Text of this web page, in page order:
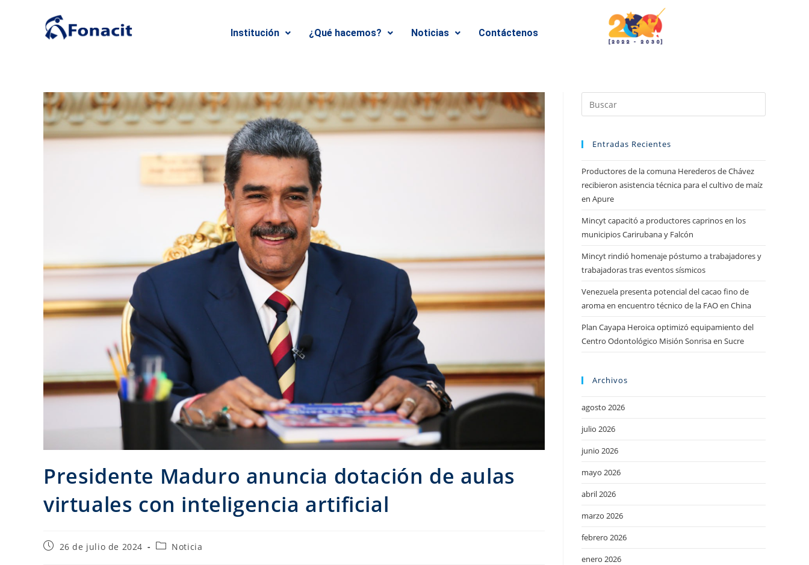
Institución ¿Qué hacemos? Noticias Contáctenos
Presidente Maduro anuncia dotación de aulas
virtuales con inteligencia artificial
26 de julio de 2024 Noticia
Entradas Recientes
Productores de la comuna Herederos de Chávez
recibieron asistencia técnica para el cultivo de maíz
en Apure
Mincyt capacitó a productores caprinos en los
municipios Carirubana y Falcón
Mincyt rindió homenaje póstumo a trabajadores y
trabajadoras tras eventos sísmicos
Venezuela presenta potencial del cacao fino de
aroma en encuentro técnico de la FAO en China
Plan Cayapa Heroica optimizó equipamiento del
Centro Odontológico Misión Sonrisa en Sucre
Archivos
agosto 2026
julio 2026
junio 2026
mayo 2026
abril 2026
marzo 2026
febrero 2026
enero 2026